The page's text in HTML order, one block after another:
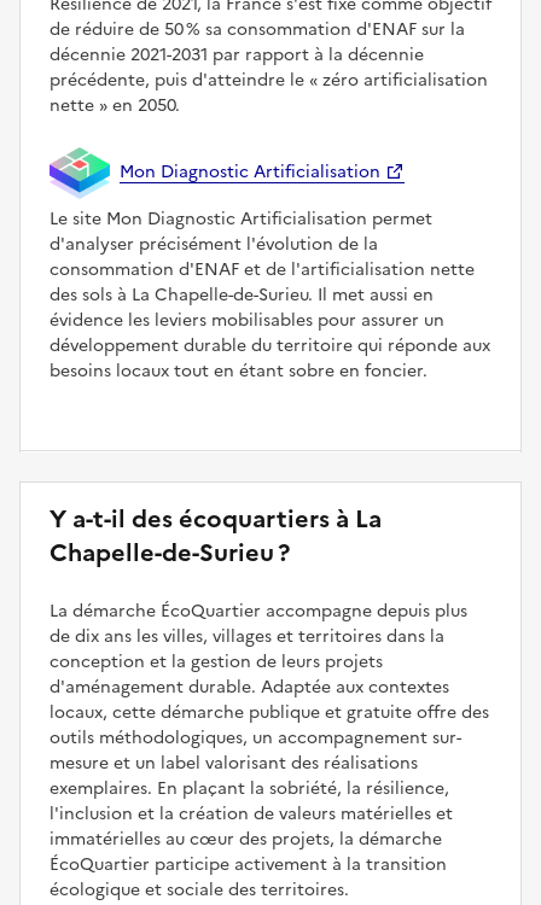
de réduire de 50 % sa consommation d'ENAF sur la
décennie 2021-2031 par rapport à la décennie
précédente, puis d'atteindre le
zéro artificialisation
nette
en 2050.
Mon Diagnostic Artificialisation
Le site Mon Diagnostic Artificialisation permet
d'analyser précisément l'évolution de la
consommation d'ENAF et de l'artificialisation nette
des sols à La Chapelle-de-Surieu. Il met aussi en
évidence les leviers mobilisables pour assurer un
développement durable du territoire qui réponde aux
besoins locaux tout en étant sobre en foncier.
Y a-t-il des écoquartiers à La
Chapelle-de-Surieu ?
La démarche ÉcoQuartier accompagne depuis plus
de dix ans les villes, villages et territoires dans la
conception et la gestion de leurs projets
d'aménagement durable. Adaptée aux contextes
locaux, cette démarche publique et gratuite offre des
outils méthodologiques, un accompagnement sur-
mesure et un label valorisant des réalisations
exemplaires. En plaçant la sobriété, la résilience,
l'inclusion et la création de valeurs matérielles et
immatérielles au cœur des projets, la démarche
ÉcoQuartier participe activement à la transition
écologique et sociale des territoires.